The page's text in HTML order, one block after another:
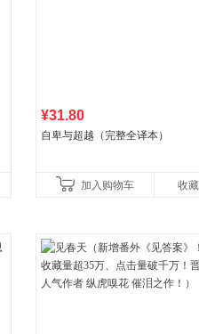
¥31.80
自卑与超越（完整全译本）
加入购物车 收藏